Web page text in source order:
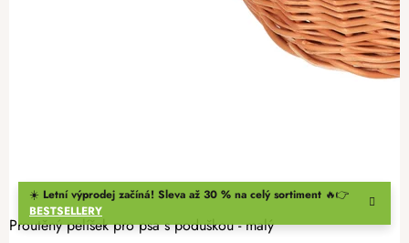
☀️ Letní výprodej začíná! Sleva až 30 % na celý sortiment 🔥👉
BESTSELLERY
Proutěný pelíšek pro psa s poduškou - malý